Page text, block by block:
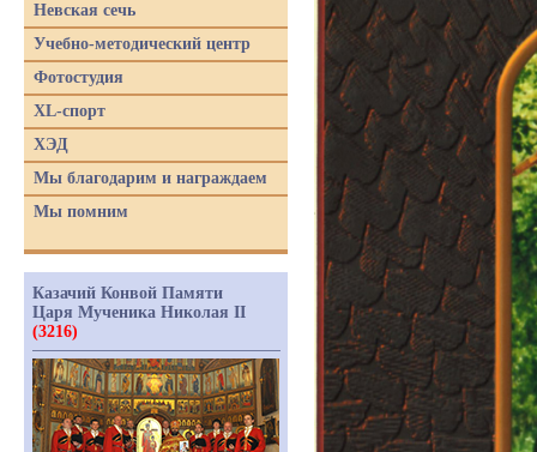
Невская сечь
Учебно-методический центр
Фотостудия
XL-спорт
ХЭД
Мы благодарим и награждаем
Мы помним
Казачий Конвой Памяти
Царя Мученика Николая II
(3216)